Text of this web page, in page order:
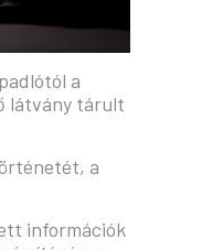
a
látvány tárult
a
információk